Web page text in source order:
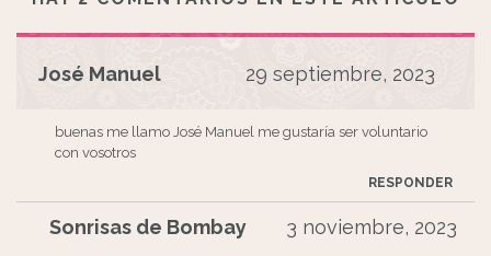
José Manuel 29 septiembre, 2023
RESPONDER
buenas me llamo José Manuel me gustaría ser voluntario
con vosotros
Sonrisas de Bombay 3 noviembre, 2023